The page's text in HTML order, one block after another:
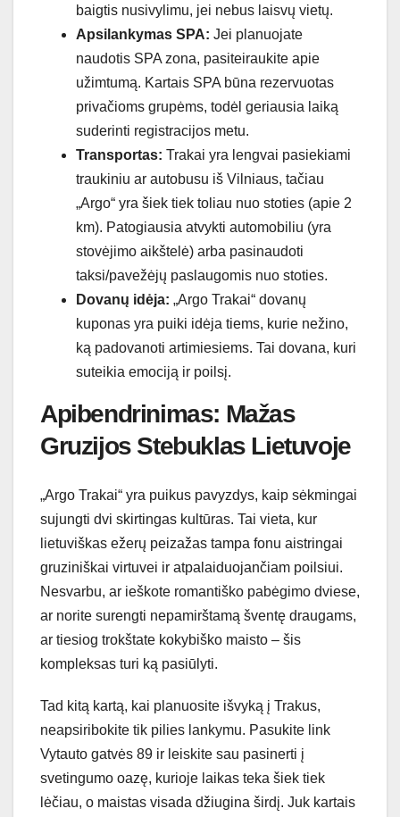
baigtis nusivylimu, jei nebus laisvų vietų.
Apsilankymas SPA: Jei planuojate
naudotis SPA zona, pasiteiraukite apie
užimtumą. Kartais SPA būna rezervuotas
privačioms grupėms, todėl geriausia laiką
suderinti registracijos metu.
Transportas: Trakai yra lengvai pasiekiami
traukiniu ar autobusu iš Vilniaus, tačiau
„Argo“ yra šiek tiek toliau nuo stoties (apie 2
km). Patogiausia atvykti automobiliu (yra
stovėjimo aikštelė) arba pasinaudoti
taksi/pavežėjų paslaugomis nuo stoties.
Dovanų idėja: „Argo Trakai“ dovanų
kuponas yra puiki idėja tiems, kurie nežino,
ką padovanoti artimiesiems. Tai dovana, kuri
suteikia emociją ir poilsį.
Apibendrinimas: Mažas
Gruzijos Stebuklas Lietuvoje
„Argo Trakai“ yra puikus pavyzdys, kaip sėkmingai
sujungti dvi skirtingas kultūras. Tai vieta, kur
lietuviškas ežerų peizažas tampa fonu aistringai
gruziniškai virtuvei ir atpalaiduojančiam poilsiui.
Nesvarbu, ar ieškote romantiško pabėgimo dviese,
ar norite surengti nepamirštamą šventę draugams,
ar tiesiog trokštate kokybiško maisto – šis
kompleksas turi ką pasiūlyti.
Tad kitą kartą, kai planuosite išvyką į Trakus,
neapsiribokite tik pilies lankymu. Pasukite link
Vytauto gatvės 89 ir leiskite sau pasinerti į
svetingumo oazę, kurioje laikas teka šiek tiek
lėčiau, o maistas visada džiugina širdį. Juk kartais